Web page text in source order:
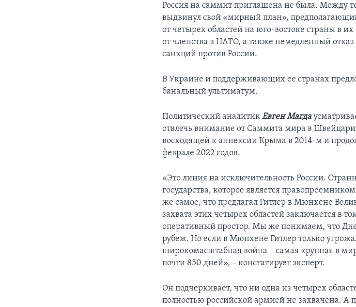
Россия на саммит приглашена не была. Между
выдвинул свой «мирный план»,
от четырех областей на юго-востоке страны в
от членства в НАТО, а также немедленный
санкций против России.
В Украине и поддерживающих ее странах
банальный ультиматум.
Политический аналитик Евген Магда
отвлечь внимание от Саммита мира в
восходящей к аннексии Крыма в 2014-м и
феврале 2022 годов.
«Это линия на исключительность России.
государства, которое является
же самое, что предлагал Гитлер в Мюнхене
захвата этих четырех областей заключается в
оперативный простор. Мы же понимаем, что
рубеж. Но если в Мюнхене Гитлер только
широкомасштабная война – самая крупная в
почти 850 дней», – констатирует эксперт.
Он подчеркивает, что ни одна из четырех
полностью российской армией не захвачена.